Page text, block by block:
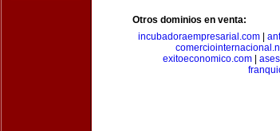
Otros dominios en venta:
incubadoraempresarial.com
exitoeconomico.com|